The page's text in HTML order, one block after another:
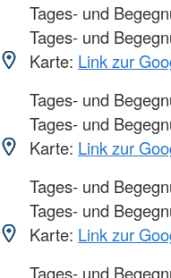
Tages- und
Tages- und
Karte: Link zur
Tages- und
Tages- und
Karte: Link zur
Tages- und
Tages- und
Karte: Link zur
Tages- und